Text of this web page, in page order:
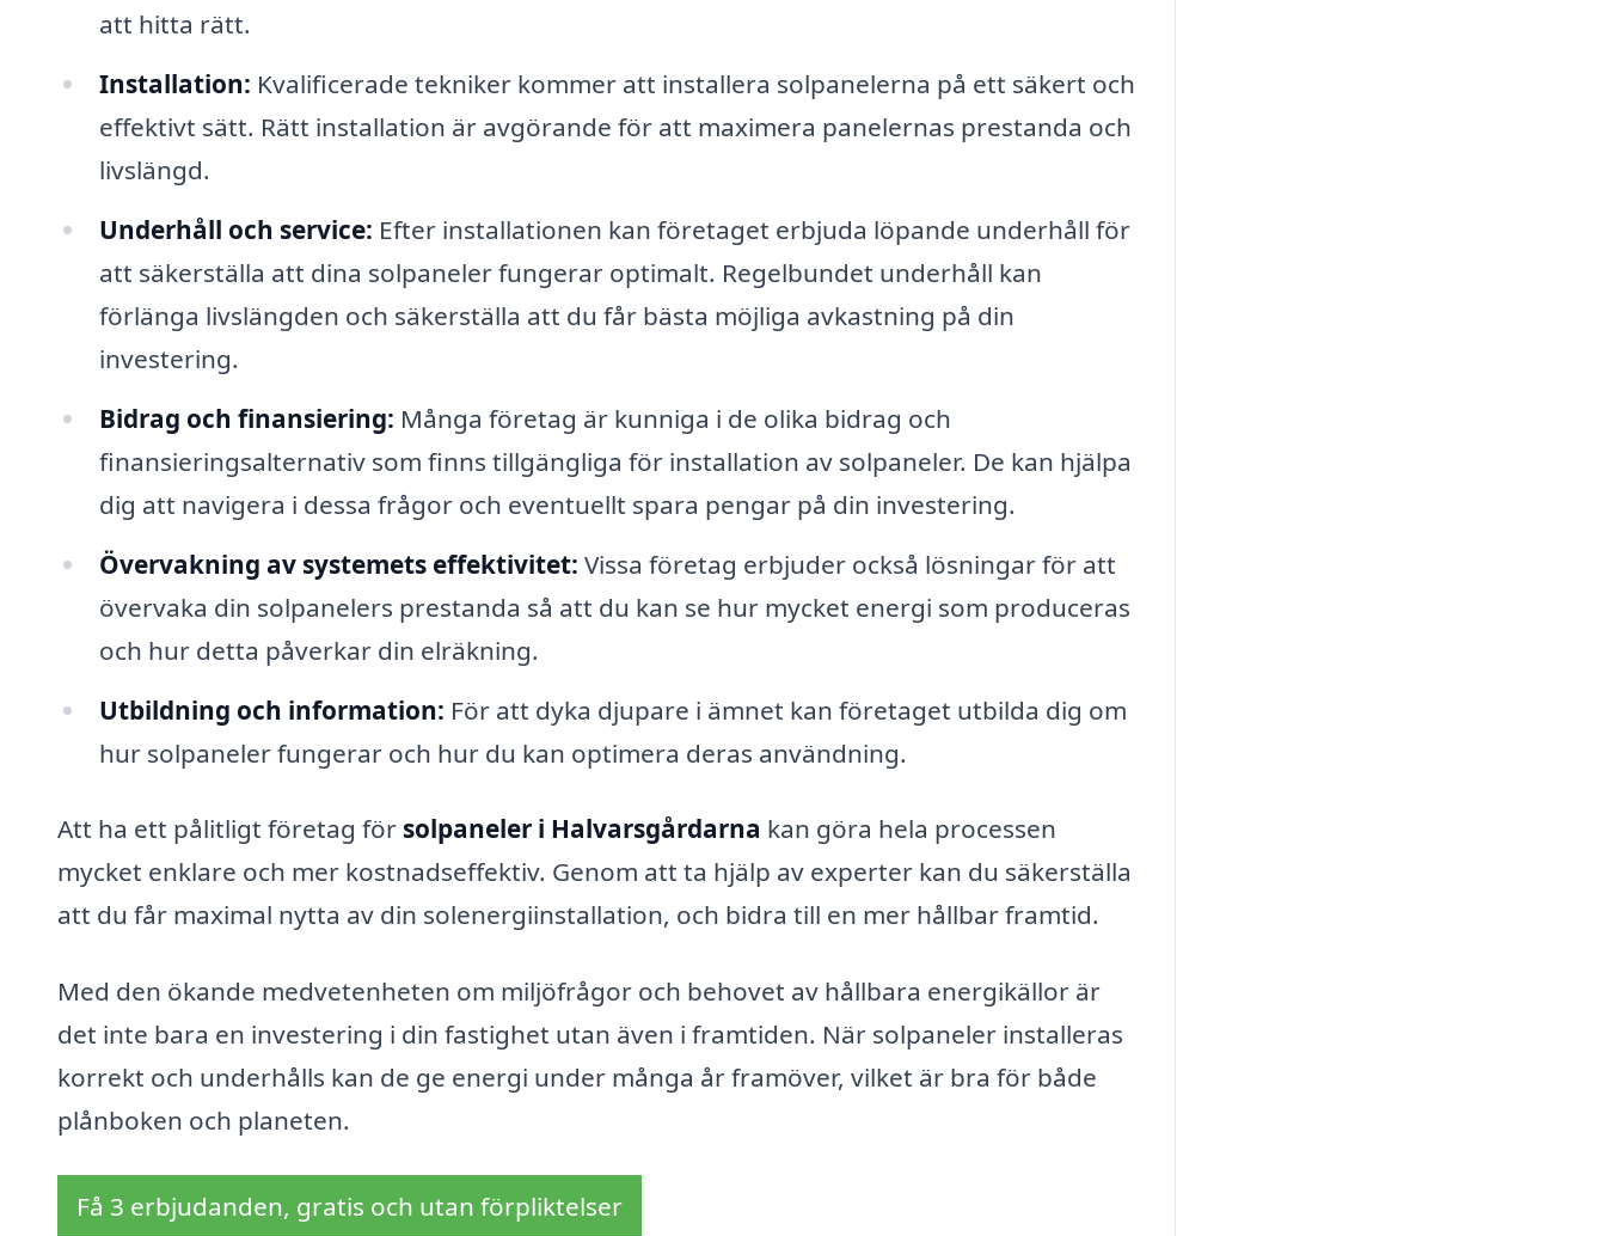
att hitta rätt.
Installation: Kvalificerade tekniker kommer att installera solpanelerna på ett säkert och
effektivt sätt. Rätt installation är avgörande för att maximera panelernas prestanda och
livslängd.
Underhåll och service: Efter installationen kan företaget erbjuda löpande underhåll för
att säkerställa att dina solpaneler fungerar optimalt. Regelbundet underhåll kan
förlänga livslängden och säkerställa att du får bästa möjliga avkastning på din
investering.
Bidrag och finansiering: Många företag är kunniga i de olika bidrag och
finansieringsalternativ som finns tillgängliga för installation av solpaneler. De kan hjälpa
dig att navigera i dessa frågor och eventuellt spara pengar på din investering.
Övervakning av systemets effektivitet: Vissa företag erbjuder också lösningar för att
övervaka din solpanelers prestanda så att du kan se hur mycket energi som produceras
och hur detta påverkar din elräkning.
Utbildning och information: För att dyka djupare i ämnet kan företaget utbilda dig om
hur solpaneler fungerar och hur du kan optimera deras användning.
Att ha ett pålitligt företag för solpaneler i Halvarsgårdarna kan göra hela processen
mycket enklare och mer kostnadseffektiv. Genom att ta hjälp av experter kan du säkerställa
att du får maximal nytta av din solenergiinstallation, och bidra till en mer hållbar framtid.
Med den ökande medvetenheten om miljöfrågor och behovet av hållbara energikällor är
det inte bara en investering i din fastighet utan även i framtiden. När solpaneler installeras
korrekt och underhålls kan de ge energi under många år framöver, vilket är bra för både
plånboken och planeten.
Få 3 erbjudanden, gratis och utan förpliktelser